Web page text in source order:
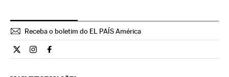
Receba o boletim do EL PAÍS América
Cultura El País Brasil en Twitter
Cultura El País Brasil en Instagram
Cultura El País Brasil en Facebook